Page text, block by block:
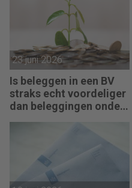
23 juni 2026
Is beleggen in een BV
straks echt voordeliger
dan beleggingen onder